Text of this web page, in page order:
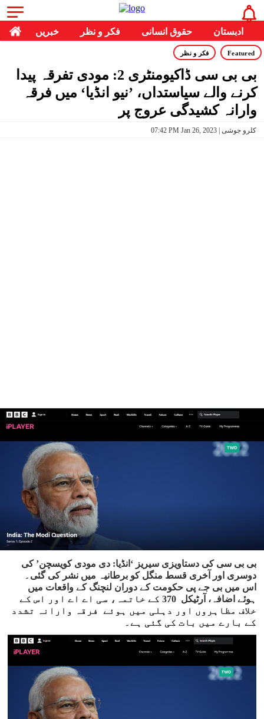
خبریں فکر و نظر حقوق انسانی ادبستان
Featured فکر و نظر
بی بی سی ڈاکیومنٹری 2: مودی تفرقہ پیدا
کرنے والے سیاستداں، ’نیو انڈیا‘ میں فرقہ
وارانہ کشیدگی عروج پر
07:42 PM Jan 26, 2023 | کلرو جوشی
دوسری اور آخری قسط منگل کو برطانیہ میں نشر کی گئی۔
اس میں بی جے پی حکومت کے دوران لنچنگ کے واقعات میں
ہوئے اضافہ، آرٹیکل 370 کے خاتمہ، سی اے اے اور اس کے
خلاف مظاہروں اور دہلی میں ہوئے فرقہ وارانہ تشدد
کے بارے میں بات کی گئی ہے۔